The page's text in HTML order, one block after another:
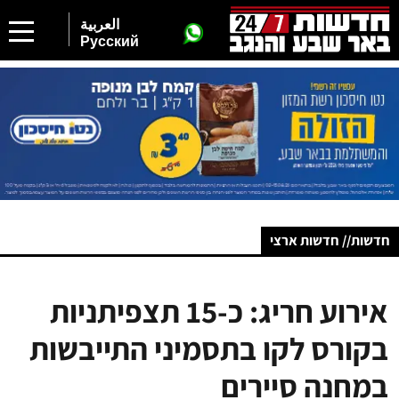
العربية
Русский
חדשות// חדשות ארצי
אירוע חריג: כ-15 תצפיתניות
בקורס לקו בתסמיני התייבשות
במחנה סיירים